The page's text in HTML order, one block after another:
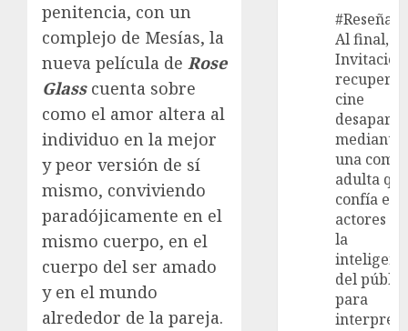
penitencia, con un
complejo de Mesías, la
nueva película de Rose
Glasscuenta sobre
como el amor altera al
individuo en la mejor
y peor versión de sí
mismo, conviviendo
paradójicamente en el
mismo cuerpo, en el
cuerpo del ser amado
y en el mundo
alrededor de la pareja.
#Reseña
Al final,
recupera
cine
mediante
una
adulta
confía en
actores y
la
del
para